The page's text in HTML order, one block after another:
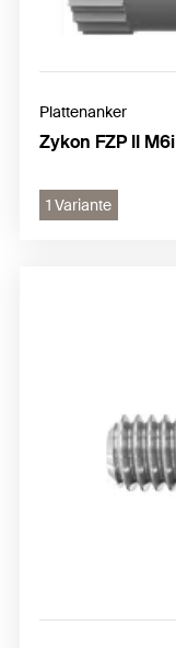
Plattenanker
Zykon FZP II M6i
1 Variante